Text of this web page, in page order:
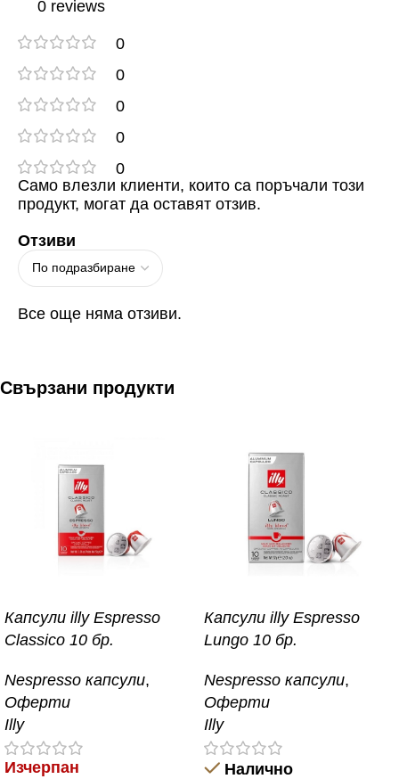
0 reviews
0
0
0
0
0
Отзиви
Все още няма отзиви.
Само влезли клиенти, които са поръчали този
продукт, могат да оставят отзив.
Свързани продукти
Капсули illy Espresso
Classico 10 бр.
Nespresso капсули,
Оферти
Illy
Изчерпан
Капсули illy Espresso
Lungo 10 бр.
Nespresso капсули,
Оферти
Illy
Налично